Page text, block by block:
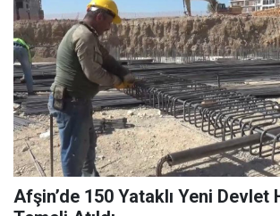
Afşin’de 150 Yataklı Yeni Devlet